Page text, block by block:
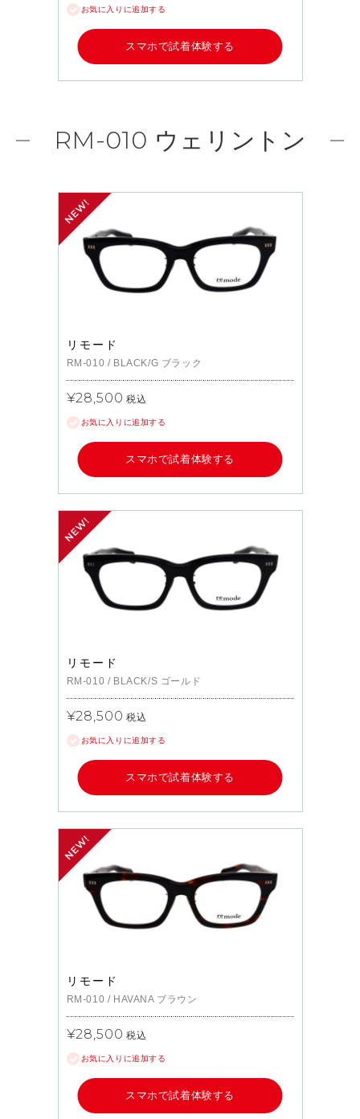
お気に入りに追加する
スマホで試着体験する
RM-010 ウェリントン
リモード
RM-010 / BLACK/G ブラック
¥28,500 税込
お気に入りに追加する
スマホで試着体験する
リモード
RM-010 / BLACK/S ゴールド
¥28,500 税込
お気に入りに追加する
スマホで試着体験する
リモード
RM-010 / HAVANA ブラウン
¥28,500 税込
お気に入りに追加する
スマホで試着体験する